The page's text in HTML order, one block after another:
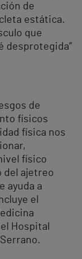
de
estática.
que
desprotegida”
de
físicos
física nos
físico
del ajetreo
ayuda a
el
Hospital